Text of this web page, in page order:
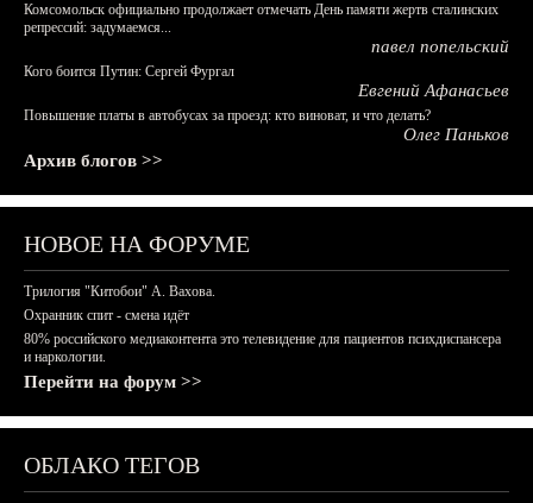
Комсомольск официально продолжает отмечать День памяти жертв сталинских
репрессий: задумаемся...
павел попельский
Кого боится Путин: Сергей Фургал
Евгений Афанасьев
Повышение платы в автобусах за проезд: кто виноват, и что делать?
Олег Паньков
Архив блогов >>
НОВОЕ НА ФОРУМЕ
Трилогия "Китобои" А. Вахова.
Охранник спит - смена идёт
80% российского медиаконтента это телевидение для пациентов психдиспансера
и наркологии.
Перейти на форум >>
ОБЛАКО ТЕГОВ